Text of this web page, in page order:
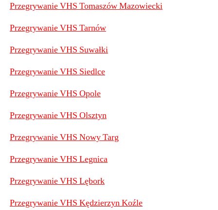
Przegrywanie VHS Tomaszów Mazowiecki
Przegrywanie VHS Tarnów
Przegrywanie VHS Suwałki
Przegrywanie VHS Siedlce
Przegrywanie VHS Opole
Przegrywanie VHS Olsztyn
Przegrywanie VHS Nowy Targ
Przegrywanie VHS Legnica
Przegrywanie VHS Lębork
Przegrywanie VHS Kędzierzyn Koźle